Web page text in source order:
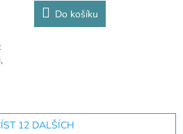
Do košíku
12 DALŠÍCH